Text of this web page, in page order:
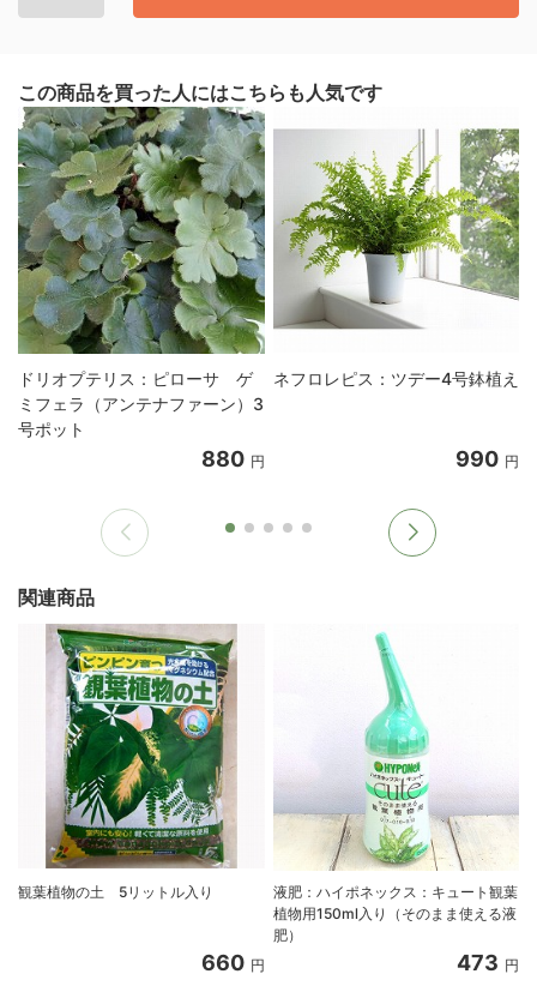
この商品を買った人にはこちらも人気です
ドリオプテリス：ピローサ ゲ
ミフェラ（アンテナファーン）3
号ポット
880 円
ネフロレピス：ツデー4号鉢植え
990 円
関連商品
観葉植物の土 5リットル入り
660 円
液肥：ハイポネックス：キュート観葉
植物用150ml入り（そのまま使える液
肥）
473 円